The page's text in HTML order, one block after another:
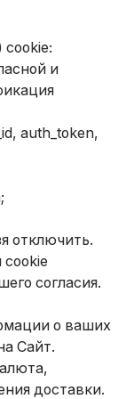
cookie:
и
auth_token,
отключить.
cookie
согласия.
о ваших
Сайт.
доставки.